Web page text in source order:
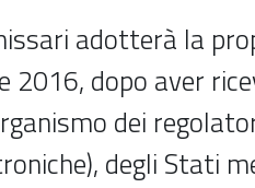
adotterà la
2016, dopo aver
dei
degli Stati